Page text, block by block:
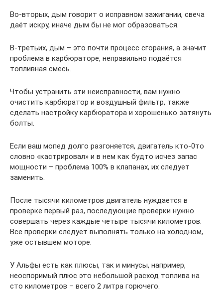
Во-вторых, дым говорит о исправном зажигании, свеча
даёт искру, иначе дым бы не мог образоваться.
В-третьих, дым – это почти процесс сгорания, а значит
проблема в карбюраторе, неправильно подаётся
топливная смесь.
Чтобы устранить эти неисправности, вам нужно
очистить карбюратор и воздушный фильтр, также
сделать настройку карбюратора и хорошенько затянуть
болты.
Если ваш мопед долго разгоняется, двигатель кто-0то
словно «кастрировал» и в нем как будто исчез запас
мощности – проблема 100% в клапанах, их следует
заменить.
После тысячи километров двигатель нуждается в
проверке первый раз, последующие проверки нужно
совершать через каждые четыре тысячи километров.
Все проверки следует выполнять только на холодном,
уже остывшем моторе.
У Альфы есть как плюсы, так и минусы, например,
неоспоримый плюс это небольшой расход топлива на
сто километров – всего 2 литра горючего.